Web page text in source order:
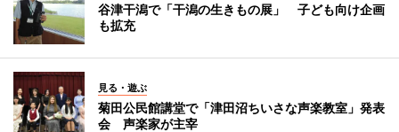
谷津干潟で「干潟の生きもの展」 子ども向け企画
も拡充
見る・遊ぶ
菊田公民館講堂で「津田沼ちいさな声楽教室」発表
会 声楽家が主宰